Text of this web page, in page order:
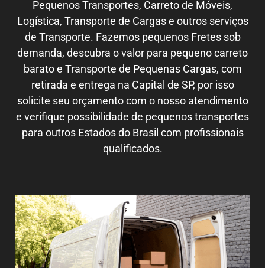
Pequenos Transportes, Carreto de Móveis,
Logística, Transporte de Cargas e outros serviços
de Transporte. Fazemos pequenos Fretes sob
demanda, descubra o valor para pequeno carreto
barato e Transporte de Pequenas Cargas, com
retirada e entrega na Capital de SP, por isso
solicite seu orçamento com o nosso atendimento
e verifique possibilidade de pequenos transportes
para outros Estados do Brasil com profissionais
qualificados.